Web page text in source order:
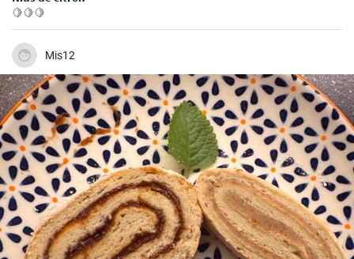
🍋🍋🍋
Mis12